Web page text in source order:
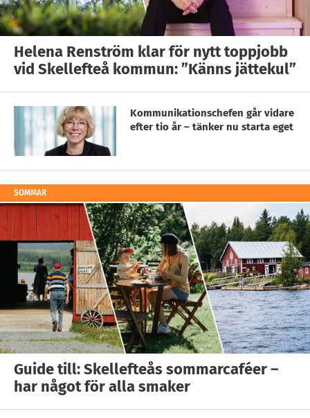
Helena Renström klar för nytt toppjobb
vid Skellefteå kommun: ”Känns jättekul”
Kommunikationschefen går vidare
efter tio år – tänker nu starta eget
SOMMAR
Guide till: Skellefteås sommarcaféer –
har något för alla smaker